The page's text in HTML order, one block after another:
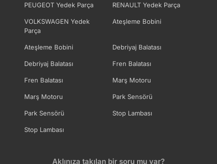
PEUGEOT Yedek Parça RENAULT Yedek Parça
VOLKSWAGEN Yedek
Parça
Ateşleme Bobini
Ateşleme Bobini Debriyaj Balatası
Debriyaj Balatası Fren Balatası
Fren Balatası Marş Motoru
Marş Motoru Park Sensörü
Park Sensörü Stop Lambası
Stop Lambası
Aklınıza takılan bir soru mu var?